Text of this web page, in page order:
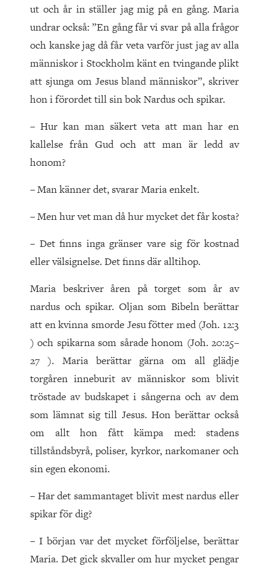
ut och år in ställer jag mig på en gång. Maria
undrar också: ”En gång får vi svar på alla frågor
och kanske jag då får veta varför just jag av alla
människor i Stockholm känt en tvingande plikt
att sjunga om Jesus bland människor”, skriver
hon i förordet till sin bok Nardus och spikar.
– Hur kan man säkert veta att man har en
kallelse från Gud och att man är ledd av
honom?
– Man känner det, svarar Maria enkelt.
– Men hur vet man då hur mycket det får kosta?
– Det finns inga gränser vare sig för kostnad
eller välsignelse. Det finns där alltihop.
Maria beskriver åren på torget som år av
nardus och spikar. Oljan som Bibeln berättar
att en kvinna smorde Jesu fötter med (Joh. 12:3
) och spikarna som sårade honom (Joh. 20:25–
27 ). Maria berättar gärna om all glädje
torgåren inneburit av människor som blivit
tröstade av budskapet i sångerna och av dem
som lämnat sig till Jesus. Hon berättar också
om allt hon fått kämpa med: stadens
tillståndsbyrå, poliser, kyrkor, narkomaner och
sin egen ekonomi.
– Har det sammantaget blivit mest nardus eller
spikar för dig?
– I början var det mycket förföljelse, berättar
Maria. Det gick skvaller om hur mycket pengar